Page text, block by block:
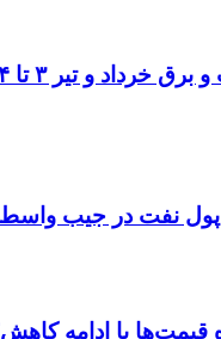
پول نفت در جیب
قیمت‌ها یا ادامه